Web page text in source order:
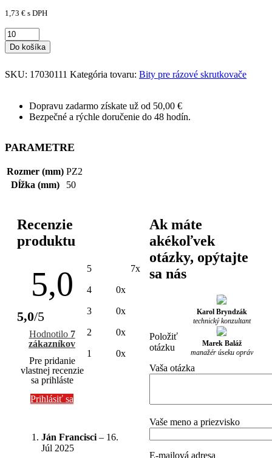
1,73 € s DPH
Do košíka
SKU: 17030111 Kategória tovaru: Bity pre rázové skrutkovače
Dopravu zadarmo získate už od 50,00 €
Bezpečné a rýchle doručenie do 48 hodín.
PARAMETRE
Rozmer (mm) PZ2
Dĺžka (mm)
50
Recenzie
produktu
5,0
5,0/5
Hodnotilo 7
zákazníkov
Pre pridanie
vlastnej recenzie
sa prihláste
Prihlásiť sa
5 7x
4 0x
3 0x
2 0x
1 0x
Ján Francisci – 16.
Júl 2025
Ak máte
akékoľvek
otázky, opýtajte
sa nás
Karol Bryndzák
technický konzultant
Marek Baláž
manažér úseku opráv
Položiť
otázku
Vaša otázka
Vaše meno a priezvisko
E-mailová adresa